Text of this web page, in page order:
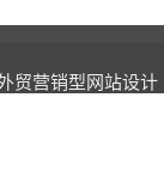
贸营销型网站设计